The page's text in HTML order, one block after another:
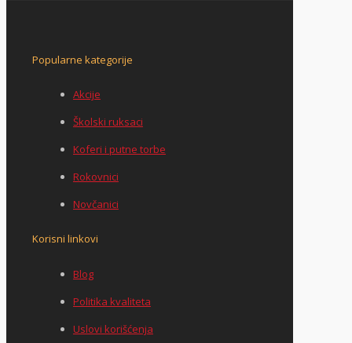
Popularne kategorije
Akcije
Školski ruksaci
Koferi i putne torbe
Rokovnici
Novčanici
Korisni linkovi
Blog
Politika kvaliteta
Uslovi korišćenja